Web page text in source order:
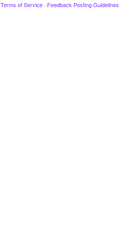
Terms of Service · Feedback Posting Guidelines